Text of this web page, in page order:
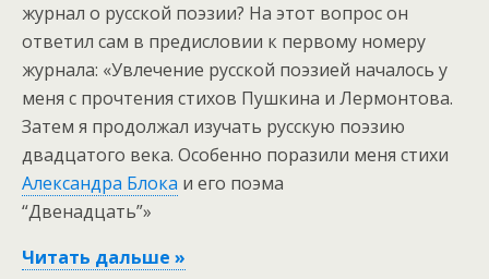
журнал о русской поэзии? На этот вопрос он
ответил сам в предисловии к первому номеру
журнала: «Увлечение русской поэзией началось у
меня с прочтения стихов Пушкина и Лермонтова.
Затем я продолжал изучать русскую поэзию
двадцатого века. Особенно поразили меня стихи
Александра Блока и его поэма
“Двенадцать”»
Читать дальше »